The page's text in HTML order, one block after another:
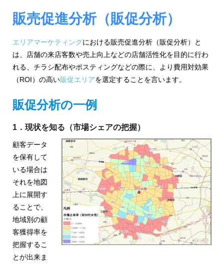
リ
ジ
ェ
ン
ス・
情
報
活
用
の
た
グ、
環
境
分
SCM、
リ
ク
策、
オ・
IoT
等
の
地
図
活
法
を
ご
販売促進分析（販促分析）
エリアマーケティングにおける販売促進分析（販促分析）と
は、店舗の来店客数や売上向上などの店舗活性化を目的に行わ
れる、チラシ配布やポスティングなどの際に、より費用対効果
（ROI）の高い販促エリアを選定することを言います。
販促分析の一例
1．現状を知る（市場シェアの把握）
顧客データ
を保有して
いる場合は
それを地図
上に展開す
ることで、
地域別の顧
客獲得率を
把握するこ
とが出来ま